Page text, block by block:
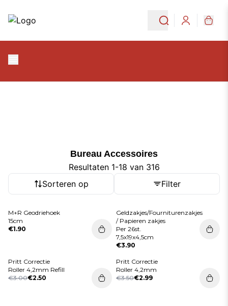
Login
Bureau Accessoires
Bureau Accessoires
Resultaten 1-18 van 316
Sorteren op
Filter
M+R Geodriehoek
15cm
€1.90
Geldzakjes/Fourniturenzakjes
/ Papieren zakjes
Per 26st.
7,5x19x4,5cm
€3.90
Pritt Correctie
Roller 4,2mm Refill
€3.00€2.50
Pritt Correctie
Roller 4,2mm
€3.50€2.99